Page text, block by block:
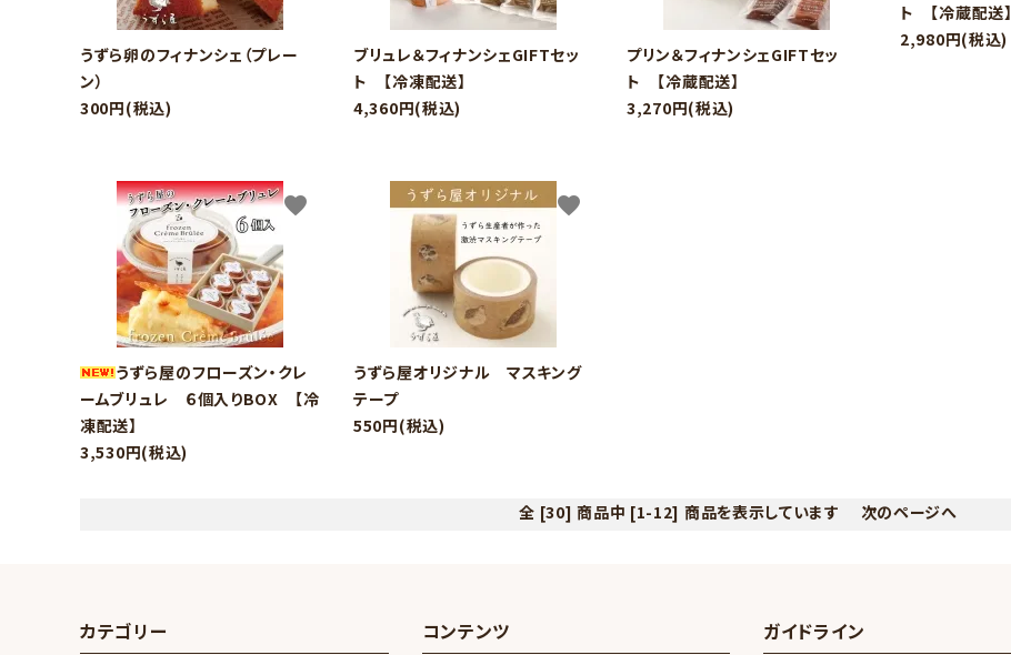
うずら卵のフィナンシェ（プレー
ン）
300円(税込)
ブリュレ＆フィナンシェGIFTセッ
ト 【冷凍配送】
4,360円(税込)
プリン＆フィナンシェGIFTセッ
ト 【冷蔵配送】
3,270円(税込)
ト 【冷蔵配送】
2,980円(税込)
うずら屋のフローズン・クレ
ームブリュレ ６個入りBOX 【冷
凍配送】
3,530円(税込)
favorite
うずら屋オリジナル マスキング
テープ
550円(税込)
favorite
全 [30] 商品中 [1-12] 商品を表示しています 次のページへ
カテゴリー
カテゴリー コンテンツ ガイドライン